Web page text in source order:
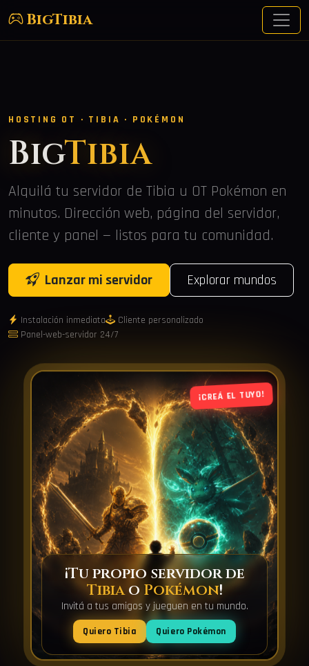
BigTibia
HOSTING OT · TIBIA · POKÉMON
BigTibia
Alquilá tu servidor de Tibia u OT Pokémon en
minutos. Dirección web, página del servidor,
cliente y panel — listos para tu comunidad.
Lanzar mi servidor Explorar mundos
Instalación inmediata
Cliente personalizado
Panel-web-servidor 24/7
¡CREÁ EL TUYO!
¡Tu propio servidor de
Tibiao Pokémon!
Invitá a tus amigos y jueguen en tu mundo.
Quiero Tibia Quiero Pokémon